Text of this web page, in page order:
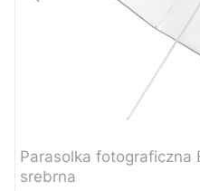
Parasolka fotograficzna
srebrna